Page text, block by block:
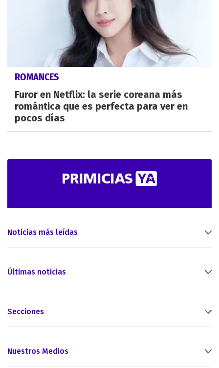
ROMANCES
Furor en Netflix: la serie coreana más
romántica que es perfecta para ver en
pocos días
Noticias más leídas
Últimas noticias
Secciones
Nuestros Medios